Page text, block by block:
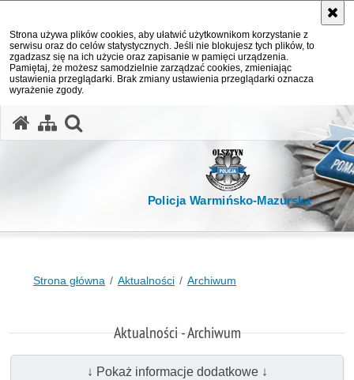
Strona używa plików cookies, aby ułatwić użytkownikom korzystanie z
serwisu oraz do celów statystycznych. Jeśli nie blokujesz tych plików, to
zgadzasz się na ich użycie oraz zapisanie w pamięci urządzenia.
Pamiętaj, że możesz samodzielnie zarządzać cookies, zmieniając
ustawienia przeglądarki. Brak zmiany ustawienia przeglądarki oznacza
wyrażenie zgody.
Policja Warmińsko-Mazurska
Strona główna Aktualności Archiwum
Aktualności - Archiwum
↓ Pokaż informacje dodatkowe ↓